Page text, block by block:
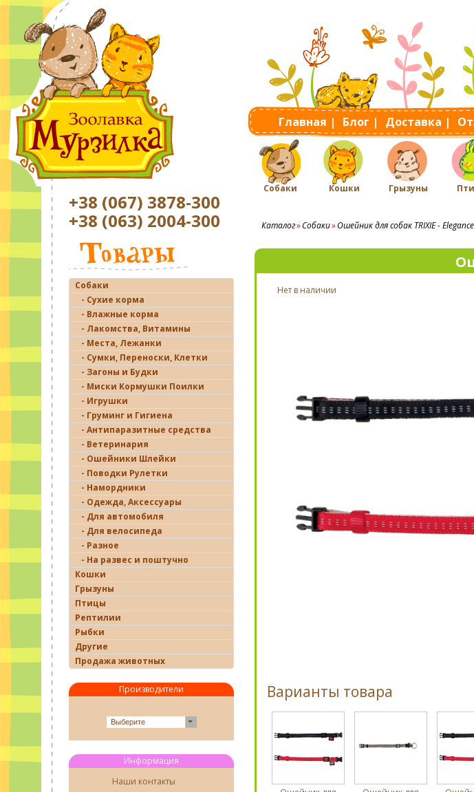
Главная | Блог | Доставка |
Собаки Кошки Грызуны
+38 (067) 3878-300
+38 (063) 2004-300
Собаки
- Сухие корма
- Влажные корма
- Лакомства, Витамины
- Места, Лежанки
- Сумки, Переноски, Клетки
- Загоны и Будки
- Миски Кормушки Поилки
- Игрушки
- Груминг и Гигиена
- Антипаразитные средства
- Ветеринария
- Ошейники Шлейки
- Поводки Рулетки
- Намордники
- Одежда, Аксессуары
- Для автомобиля
- Для велосипеда
- Разное
- На развес и поштучно
Кошки
Грызуны
Птицы
Рептилии
Рыбки
Другие
Продажа животных
Производители
Выберите
Информация
Наши контакты
Каталог Собаки Ошейник для собак TRIXIE -
Нет в наличии
Варианты товара